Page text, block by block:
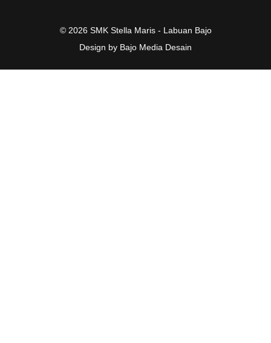
© 2026 SMK Stella Maris - Labuan Bajo
Design by Bajo Media Desain